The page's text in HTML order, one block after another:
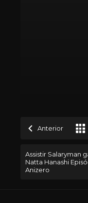
Anterior
Assistir Salaryman
Natta Hanashi
Anizero